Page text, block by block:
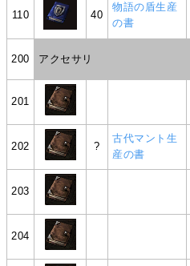
110 40
物語の盾生産
の書
200 アクセサリ
201
202 ?
古代マント生
産の書
203
204